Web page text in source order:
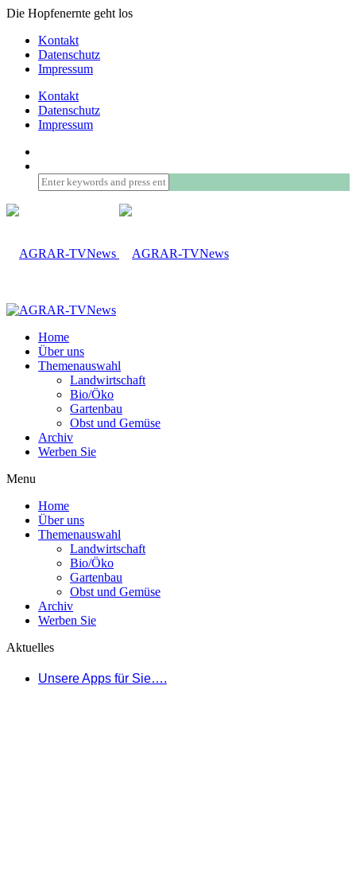
Die Hopfenernte geht los
Kontakt
Datenschutz
Impressum
Kontakt
Datenschutz
Impressum
Home
Über uns
Themenauswahl
Landwirtschaft
Bio/Öko
Gartenbau
Obst und Gemüse
Archiv
Werben Sie
Menu
Home
Über uns
Themenauswahl
Landwirtschaft
Bio/Öko
Gartenbau
Obst und Gemüse
Archiv
Werben Sie
Aktuelles
Unsere Apps für Sie….